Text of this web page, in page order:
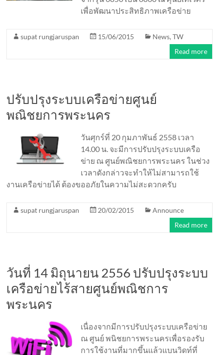
เพื่อพัฒนาประสิทธิภาพเครือข่าย
supat rungjaruspan 15/06/2015 News,TW
Read more
ปรับปรุงระบบเครือข่ายศูนย์
พณิชยการพระนคร
วันศุกร์ที่ 20 กุมภาพันธ์ 2558 เวลา
14.00 น. จะมีการปรับปรุงระบบเครือ
ข่าย ณ ศูนย์พณิชยการพระนคร ในช่วง
เวลาดังกล่าวจะทำให้ไม่สามารถใช้
งานเครือข่ายได้ ต้องขออภัยในความไม่สะดวกครับ
supat rungjaruspan 20/02/2015
Announce
Read more
วันที่ 14 มิถุนายน 2556 ปรับปรุงระบบ
เครือข่ายไร้สายศูนย์พณิชการ
พระนคร
เนื่องจากมีการปรับปรุงระบบเครือข่าย
ณ ศูนย์ พนิชยการพระนครเพื่อรองรับ
การใช้งานที่มากขึ้นแล้วแบนวิดท์ที่